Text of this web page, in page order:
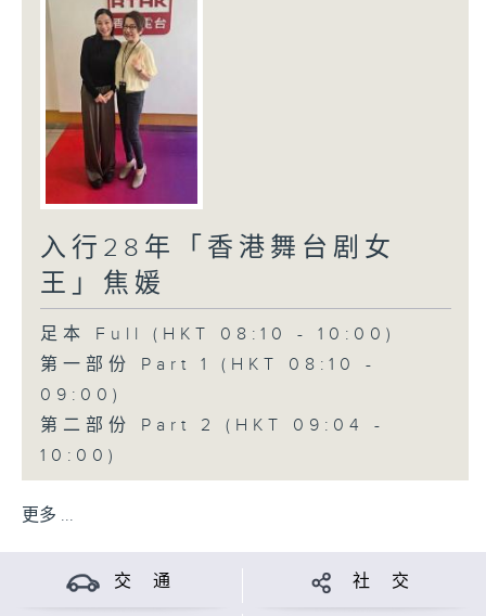
入行28年「香港舞台剧女
王」焦媛
足本 Full (HKT 08:10 - 10:00)
第一部份 Part 1 (HKT 08:10 -
09:00)
第二部份 Part 2 (HKT 09:04 -
10:00)
更多 ...
交 通 社 交